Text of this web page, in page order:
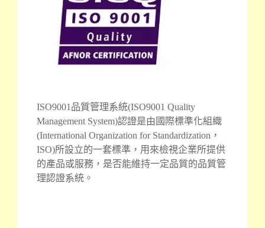
ISO9001品質管理系統(ISO9001 Quality
Management System)認證是由國際標準化組織
(International Organization for Standardization，
ISO)所設立的一套標準，用來檢視企業所提供
的產品或服務，是否能維持一定品質的品質管
理認證系統。